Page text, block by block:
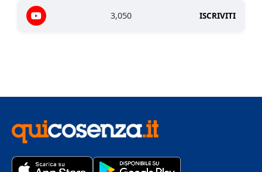
3,050 ISCRIVITI